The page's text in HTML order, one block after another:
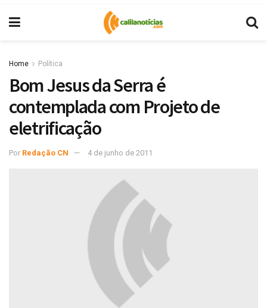
Home Política
Bom Jesus da Serra é
contemplada com Projeto de
eletrificação
Por Redação CN 4 de junho de 2011